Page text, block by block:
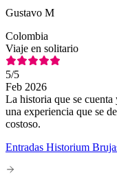
Gustavo M
Colombia
Viaje en solitario
5/5
Feb 2026
La historia que se
una experiencia que se
costoso.
Entradas Historium